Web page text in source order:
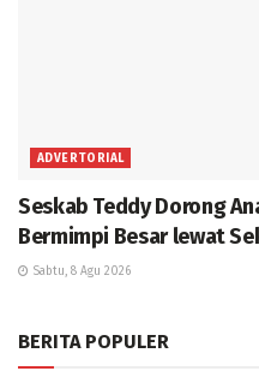
ADVERTORIAL
Seskab Teddy Dorong
Bermimpi Besar lewat
Sabtu, 8 Agu 2026
BERITA POPULER